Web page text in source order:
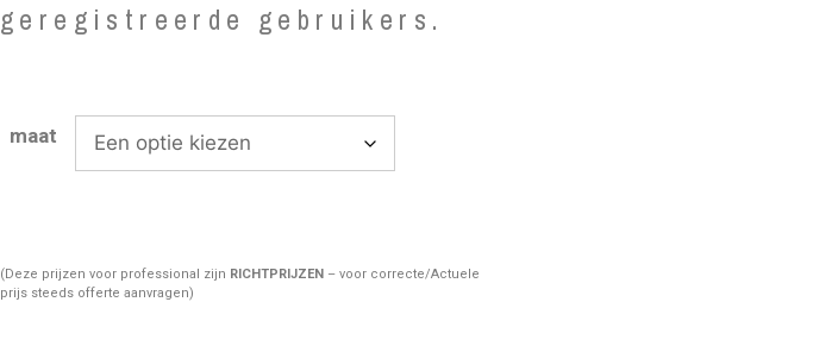
geregistreerde gebruikers.
maat
(Deze prijzen voor professional zijn RICHTPRIJZEN – voor correcte/Actuele
prijs steeds offerte aanvragen)